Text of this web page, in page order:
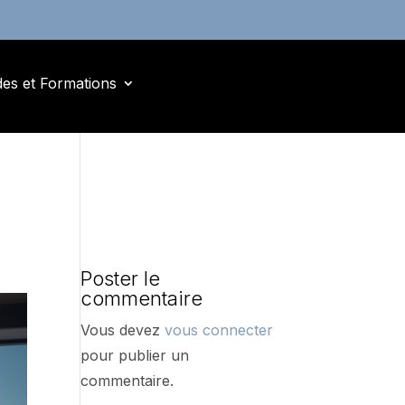
et Formations
Poster le
commentaire
Vous devezvous connecter
pour publier un
commentaire.